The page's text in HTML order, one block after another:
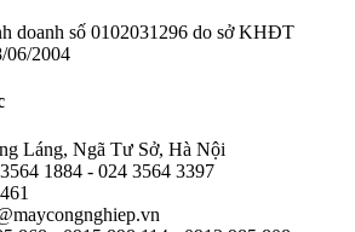
doanh số 0102031296 do sở KHĐT
06/2004
Láng, Ngã Tư Sở, Hà Nội
1884 - 024 3564 3397